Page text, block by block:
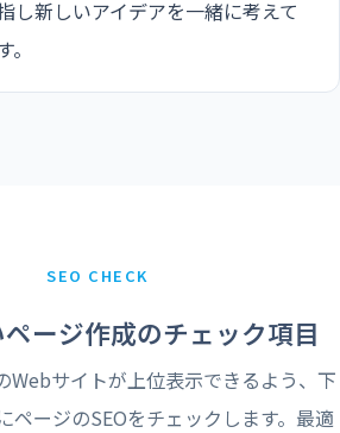
し新しいアイデアを一緒に考えて
SEO CHECK
ージ作成のチェック項目
Webサイトが上位表示できるよう、下
ページのSEOをチェックします。最適